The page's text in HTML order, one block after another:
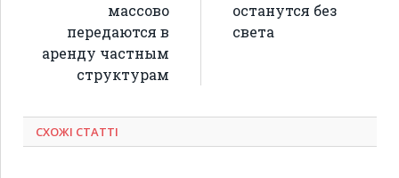
массово
передаются в
аренду частным
структурам
останутся без
света
СХОЖІ СТАТТІ